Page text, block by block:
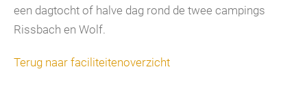
een dagtocht of halve dag rond de twee campings
Rissbach en Wolf.
Terug naar faciliteitenoverzicht